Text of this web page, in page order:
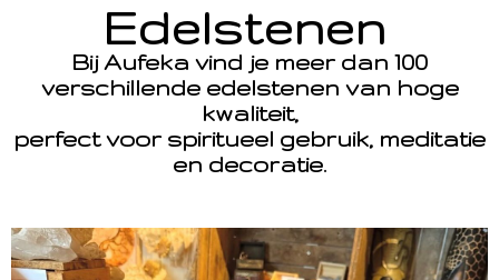
Edelstenen
Bij Aufeka vind je meer dan 100
verschillende edelstenen van hoge
kwaliteit,
perfect voor spiritueel gebruik, meditatie
en decoratie.